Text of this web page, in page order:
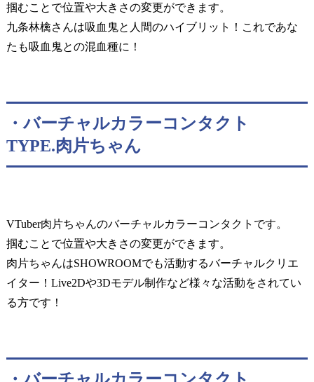
掴むことで位置や大きさの変更ができます。
九条林檎さんは吸血鬼と人間のハイブリット！これであな
たも吸血鬼との混血種に！
・バーチャルカラーコンタクト
TYPE.肉片ちゃん
VTuber肉片ちゃんのバーチャルカラーコンタクトです。
掴むことで位置や大きさの変更ができます。
肉片ちゃんはSHOWROOMでも活動するバーチャルクリエ
イター！Live2Dや3Dモデル制作など様々な活動をされてい
る方です！